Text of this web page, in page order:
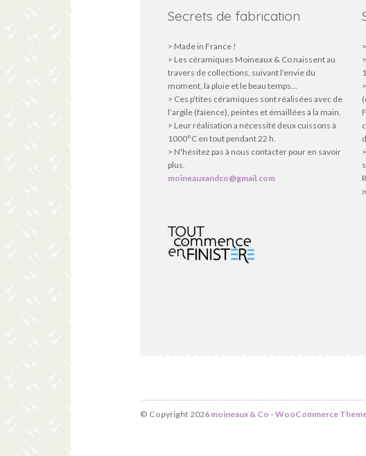
Secrets de fabrication
> Made in France !
> Les céramiques Moineaux & Co naissent au
travers de collections, suivant l’envie du
moment, la pluie et le beau temps...
> Ces p’tites céramiques sont réalisées avec de
l’argile (faïence), peintes et émaillées à la main.
> Leur réalisation a nécessité deux cuissons à
1000°C en tout pendant 22 h.
> N'hésitez pas à nous contacter pour en savoir
plus.
moineauxandco@gmail.com
© Copyright 2026 moineaux & Co - WooCommerce